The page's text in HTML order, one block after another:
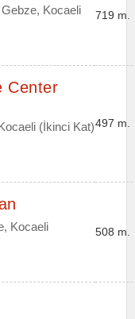
Gebze, Kocaeli 719 m.
Center
(İkinci Kat)497 m.
Kocaeli 508 m.